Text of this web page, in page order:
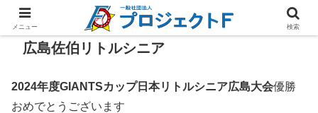
広島佐伯リトルシニア
2024年度GIANTSカップ日本リトルシニア広島大会優勝
おめでとうございます
メニュー 検索